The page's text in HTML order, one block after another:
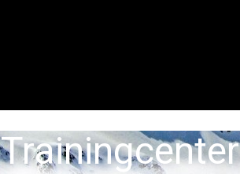
Trainingcenter